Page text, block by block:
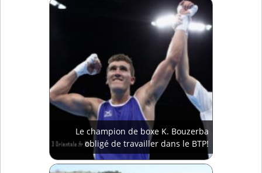
Le champion de boxe K. Bouzerba
obligé de travailler dans le BTP!